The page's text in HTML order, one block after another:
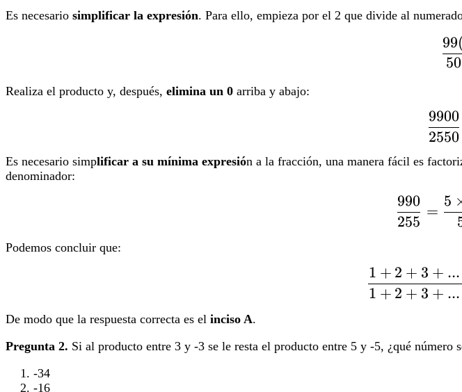
Es necesario simplificar la expresión. Para ello, empieza por el 2 que divide al
50
99
Realiza el producto y, después, elimina un 0 arriba y abajo:
2550
9900
Es necesario simplificar a su mínima expresión a la fracción, una manera fácil es
denominador:
255
990
=
5
Podemos concluir que:
1 + 2 + 3 + ...
1 + 2 + 3 + ...
De modo que la respuesta correcta es el inciso A.
Pregunta 2. Si al producto entre 3 y -3 se le resta el producto entre 5 y -5, ¿qué número
-34
-16